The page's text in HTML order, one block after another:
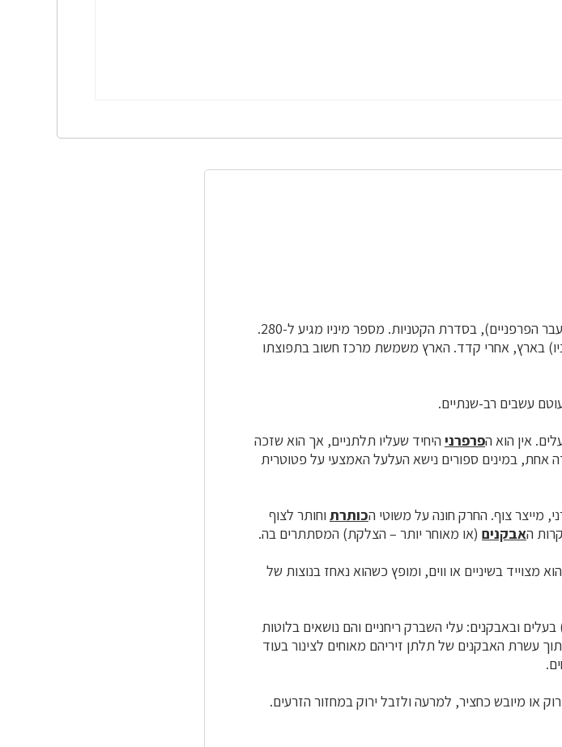
(לשעבר הפרפניים), בסדרת הקטניות. מספר מיניו מגיע ל-280.
מיניו) בארץ, אחרי קדד. הארץ משמשת מרכז חשוב בתפוצתו
עשבים רב-שנתיים.
אין הוא הפרפרני היחיד שעליו תלתניים, אך הוא שזכה
אחת, במינים ספורים נישא העלעל האמצעי על פטוטרית
, מייצר צוף. החרק חונה על משוטי הכותרת וחותר לצוף
האבקנים (או מאוחר יותר – הצלקת) המסתתרים בה.
מצוייד בשיניים או ווים, ומופץ כשהוא נאחז בנוצות של
ובאבקנים: עלי השברק ריחניים והם נושאים בלוטות
עשרת האבקנים של תלתן זיריהם מאוחים לצינור בעוד
או מיובש כחציר, למרעה ולזבל ירוק במחזור הזרעים.